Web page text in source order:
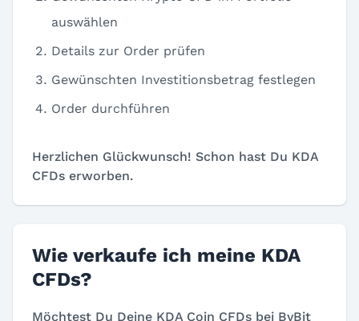
auswählen
Details zur Order prüfen
Gewünschten Investitionsbetrag festlegen
Order durchführen
Herzlichen Glückwunsch! Schon hast Du KDA
CFDs erworben.
Wie verkaufe ich meine KDA
CFDs?
Möchtest Du Deine KDA Coin CFDs bei ByBit